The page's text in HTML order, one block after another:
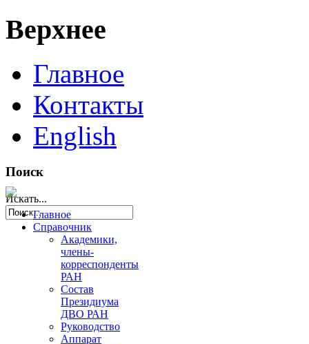
Верхнее
Главное
Контакты
English
Поиск
Искать...
Главное
Справочник
Академики,
члены-
корреспонденты
РАН
Состав
Президиума
ДВО РАН
Руководство
Аппарат